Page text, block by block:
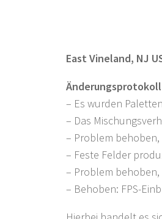
East Vineland, NJ
Änderungsprotokoll
– Es wurden
– Das
– Problem
– Feste Felder
– Problem
– Behoben: FPS-